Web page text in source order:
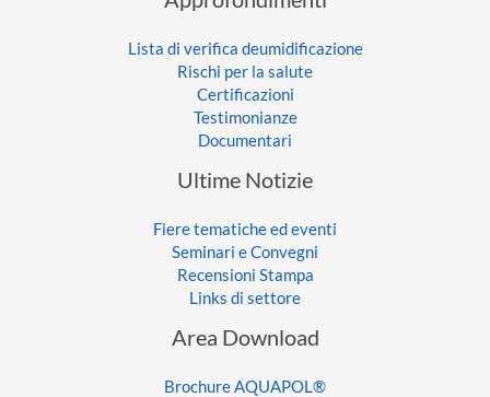
Lista di verifica deumidificazione
Rischi per la salute
Certificazioni
Testimonianze
Documentari
Ultime Notizie
Fiere tematiche ed eventi
Seminari e Convegni
Recensioni Stampa
Links di settore
Area Download
Brochure AQUAPOL®